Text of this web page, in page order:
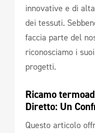
innovative e di
dei tessuti.
faccia parte del
riconosciamo i
progetti.
Ricamo
Diretto: Un
Questo articolo